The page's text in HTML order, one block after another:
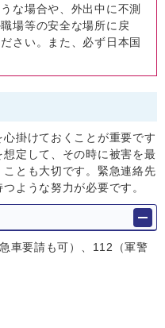
な場合や、外出中に不測
場等の安全な場所に戻
さい。また、必ず⽇本国
掛けておくことが重要です
定して、その時に被害を最
とも大切です。緊急連絡先
ような努力が必要です。
⾞要請も可）、112（軍警